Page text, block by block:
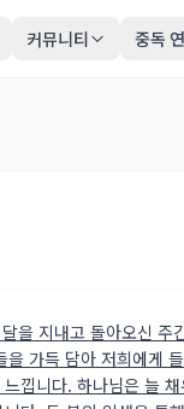
커뮤니티 중독
을 지내고 돌아오신 주
가득 담아 저희에게
낍니다. 하나님은 늘